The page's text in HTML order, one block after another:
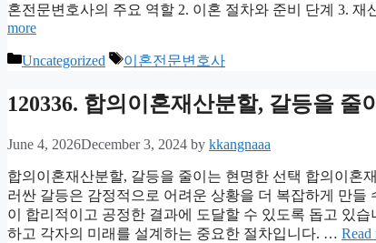
혼전문변호사의 주요 역할 2. 이혼 절차와 준비 단계 3.
more
Categories
Uncategorized Tags
이혼전문변호사
120336. 합의이혼재산분할, 갈등을 줄
June 4, 2026December 3, 2024 by kkangnaaa
합의이혼재산분할, 갈등을 줄이는 현명한 선택 합의이혼
러싼 갈등은 감정적으로 어려운 상황을 더 복잡하게 만
이 합리적이고 공정한 결과에 도달할 수 있도록 돕고 있
하고 각자의 미래를 설계하는 중요한 절차입니다. … Read